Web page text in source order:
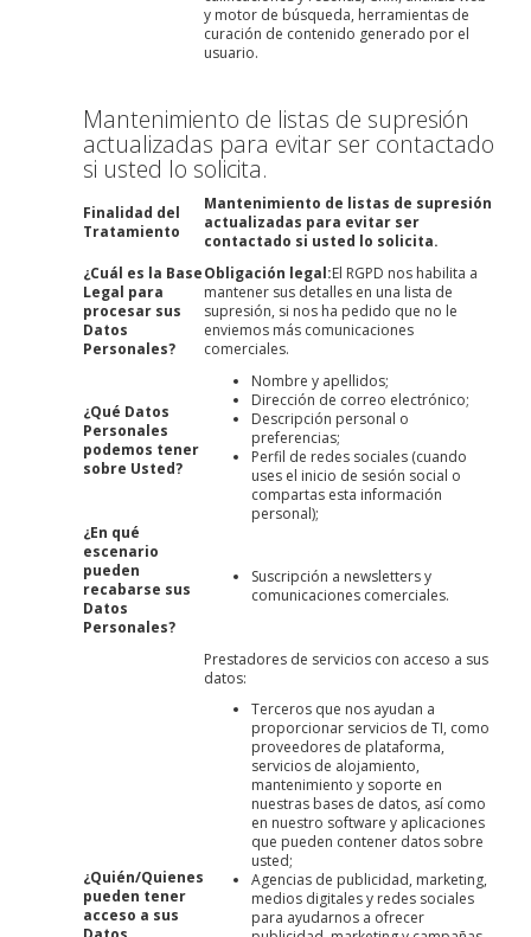
y motor de búsqueda, herramientas de
curación de contenido generado por el
usuario.
Mantenimiento de listas de supresión
actualizadas para evitar ser contactado
si usted lo solicita.
Finalidad del
Tratamiento
Mantenimiento de listas de supresión
actualizadas para evitar ser
contactado si usted lo solicita.
¿Cuál es la Base
Legal para
procesar sus
Datos
Personales?
Obligación legal:El RGPD nos habilita a
mantener sus detalles en una lista de
supresión, si nos ha pedido que no le
enviemos más comunicaciones
comerciales.
¿Qué Datos
Personales
podemos tener
sobre Usted?
Nombre y apellidos;
Dirección de correo electrónico;
Descripción personal o
preferencias;
Perfil de redes sociales (cuando
uses el inicio de sesión social o
compartas esta información
personal);
¿En qué
escenario
pueden
recabarse sus
Datos
Personales?
Suscripción a newsletters y
comunicaciones comerciales.
¿Quién/Quienes
pueden tener
acceso a sus
Prestadores de servicios con acceso a sus
datos:
Terceros que nos ayudan a
proporcionar servicios de TI, como
proveedores de plataforma,
servicios de alojamiento,
mantenimiento y soporte en
nuestras bases de datos, así como
en nuestro software y aplicaciones
que pueden contener datos sobre
usted;
Agencias de publicidad, marketing,
medios digitales y redes sociales
para ayudarnos a ofrecer